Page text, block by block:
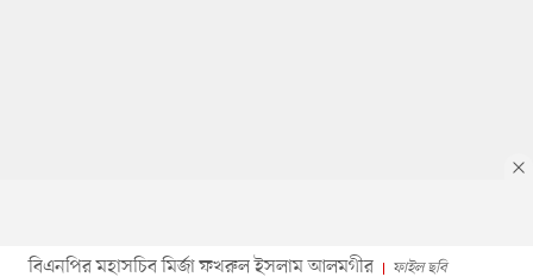
বিএনপির মহাসচিব মির্জা ফখরুল ইসলাম আলমগীর ফাইল ছবি